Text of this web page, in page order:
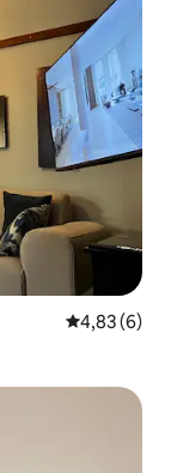
Średnia
4,83 (6)